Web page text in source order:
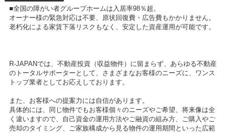
■全国の障がい者グループホームは入居率98％超。
オーナー様の緊急対応は不要、原状回復費・広告費もかかりません。
老朽化による家賃下落リスクもなく、安定した資産運用が可能です。
R-JAPANでは、不動産投資（収益物件）に留まらず、あらゆる不動産
のトータルサポーターとして、さまざまなお客様のニーズに、ワンス
トップ業者としてお応えしております。
また、お客様への提案力には自信があります。
具体的には、同じ物件でもお客様個々のニーズやご希望、将来像は全
く違いますので、自己資金の運用方法やご融資の組み方、ご購入やご
売却のタイミング、ご家族構成から見る物件の運用期間といった広範